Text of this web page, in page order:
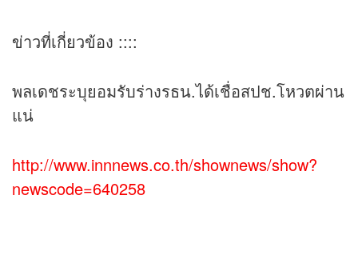
ข่าวที่เกี่ยวข้อง ::::
พลเดชระบุยอมรับร่างรธน.ได้เชื่อสปช.โหวตผ่าน
แน่
http://www.innnews.co.th/shownews/show?
newscode=640258